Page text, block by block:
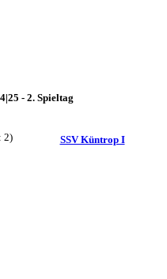
- 2. Spieltag
2) SSV Küntrop I